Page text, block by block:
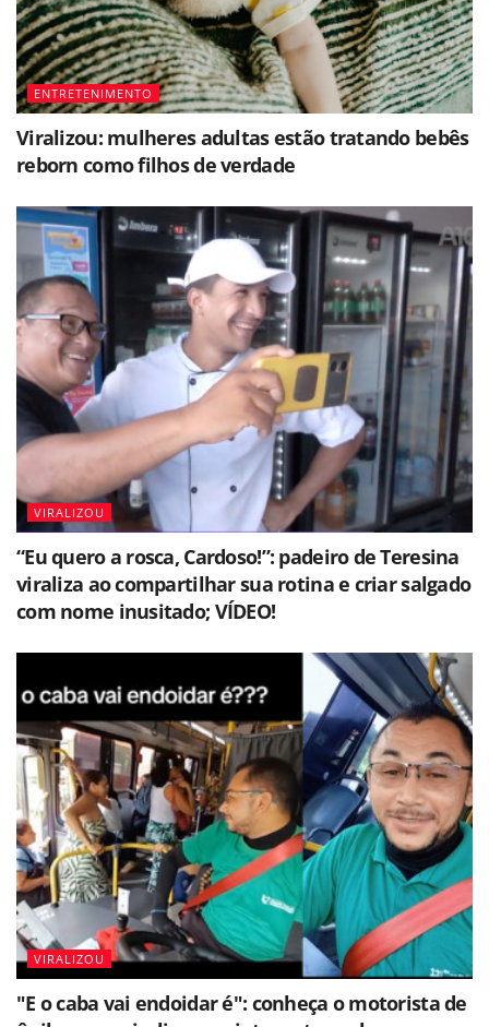
ENTRETENIMENTO
Viralizou: mulheres adultas estão tratando bebês
reborn como filhos de verdade
VIRALIZOU
“Eu quero a rosca, Cardoso!”: padeiro de Teresina
viraliza ao compartilhar sua rotina e criar salgado
com nome inusitado; VÍDEO!
VIRALIZOU
"E o caba vai endoidar é": conheça o motorista de